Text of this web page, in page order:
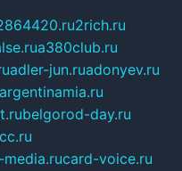
2rich.ru
a380club.ru
adler-jun.ruadonyev.ru
argentinamia.ru
belgorod-day.ru
card-voice.ru